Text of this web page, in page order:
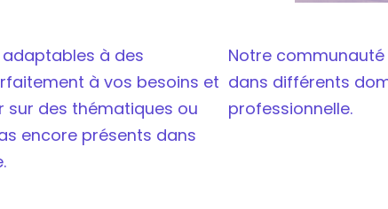
à des
à vos besoins et
sur des thématiques ou
encore présents dans
Notre
dans différents
professionnelle.